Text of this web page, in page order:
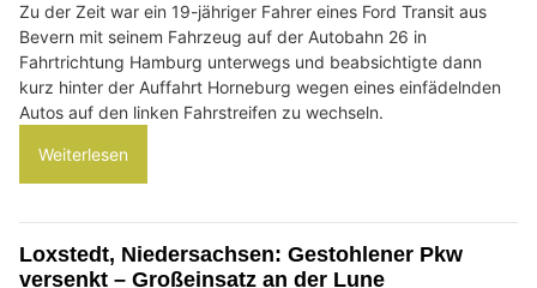
Zu der Zeit war ein 19-jähriger Fahrer eines Ford Transit aus
Bevern mit seinem Fahrzeug auf der Autobahn 26 in
Fahrtrichtung Hamburg unterwegs und beabsichtigte dann
kurz hinter der Auffahrt Horneburg wegen eines einfädelnden
Autos auf den linken Fahrstreifen zu wechseln.
Weiterlesen
Loxstedt, Niedersachsen: Gestohlener Pkw
versenkt – Großeinsatz an der Lune